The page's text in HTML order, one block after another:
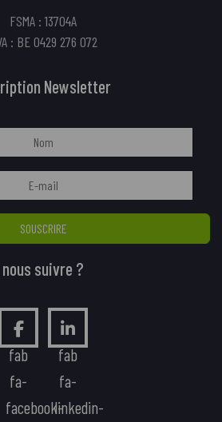
FSMA : 13704A
: BE 0429 276 072
Newsletter
SOUSCRIRE
nous suivre ?
fab
fa-
facebook-
fab
fa-
linkedin-